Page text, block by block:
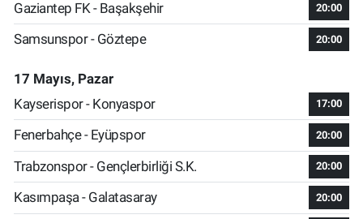
Gaziantep FK - Başakşehir 20:00
Samsunspor - Göztepe 20:00
17 Mayıs, Pazar
Kayserispor - Konyaspor
17:00
Fenerbahçe - Eyüpspor 20:00
Trabzonspor - Gençlerbirliği S.K. 20:00
Kasımpaşa - Galatasaray 20:00